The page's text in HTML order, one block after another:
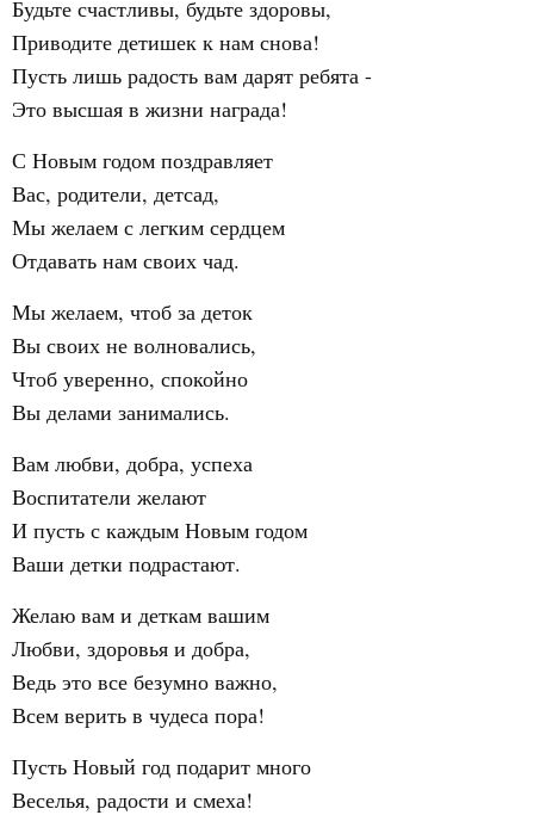
Будьте счастливы, будьте здоровы,
Приводите детишек к нам снова!
Пусть лишь радость вам дарят ребята -
Это высшая в жизни награда!
С Новым годом поздравляет
Вас, родители, детсад,
Мы желаем с легким сердцем
Отдавать нам своих чад.
Мы желаем, чтоб за деток
Вы своих не волновались,
Чтоб уверенно, спокойно
Вы делами занимались.
Вам любви, добра, успеха
Воспитатели желают
И пусть с каждым Новым годом
Ваши детки подрастают.
Желаю вам и деткам вашим
Любви, здоровья и добра,
Ведь это все безумно важно,
Всем верить в чудеса пора!
Пусть Новый год подарит много
Веселья, радости и смеха!